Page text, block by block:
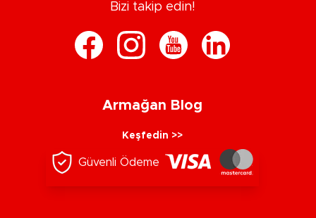
Bizi takip edin!
Armağan Blog
Keşfedin >>
Güvenli Ödeme